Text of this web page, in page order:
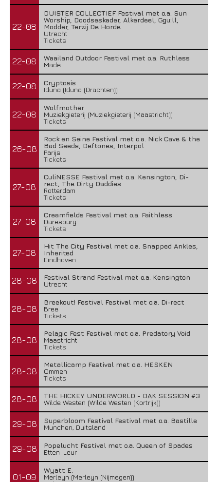
22-08
DUISTER COLLECTIEF Festival met o.a. Sun
Worship, Doodseskader, Alkerdeel, Ggu:ll,
Modder, Terzij De Horde
Utrecht
Tickets
22-08
Waailand Outdoor Festival met o.a. Ruthless
Made
22-08
Cryptosis
Iduna (Iduna (Drachten))
22-08
Wolfmother
Muziekgieterij (Muziekgieterij (Maastricht))
Tickets
26-08
Rock en Seine Festival met o.a. Nick Cave & the
Bad Seeds, Deftones, Interpol
Parijs
Tickets
27-08
CuliNESSE Festival met o.a. Kensington, Di-
rect, The Dirty Daddies
Rotterdam
Tickets
27-08
Creamfields Festival met o.a. Faithless
Daresbury
Tickets
27-08
Hit The City Festival met o.a. Snapped Ankles,
Inherited
Eindhoven
28-08
Festival Strand Festival met o.a. Kensington
Utrecht
28-08
Breekout! Festival Festival met o.a. Di-rect
Bree
Tickets
28-08
Pelagic Fest Festival met o.a. Predatory Void
Maastricht
Tickets
28-08
Metallicamp Festival met o.a. HESKEN
Ommen
Tickets
28-08
THE HICKEY UNDERWORLD - DAK SESSION #3
Wilde Westen (Wilde Westen (Kortrijk))
29-08
Superbloom Festival Festival met o.a. Bastille
Munchen, Duitsland
29-08
Popelucht Festival met o.a. Queen of Spades
Etten-Leur
01-09
Wyatt E.
Merleyn (Merleyn (Nijmegen))